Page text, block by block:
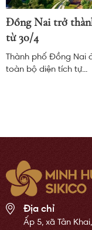
Đồng Nai trở
từ 30/4
Thành phố Đồng Nai
toàn bộ diện tích tự...
Địa chỉ
Ấp 5, xã Tân